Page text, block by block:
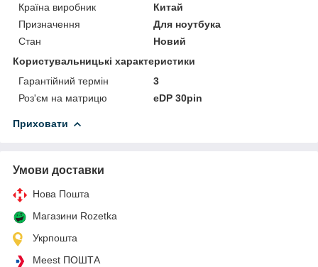
Країна виробник
Китай
Призначення
Для ноутбука
Стан
Новий
Користувальницькі характеристики
Гарантійний термін
3
Роз'єм на матрицю
eDP 30pin
Приховати
Умови доставки
Нова Пошта
Магазини Rozetka
Укрпошта
Meest ПОШТА